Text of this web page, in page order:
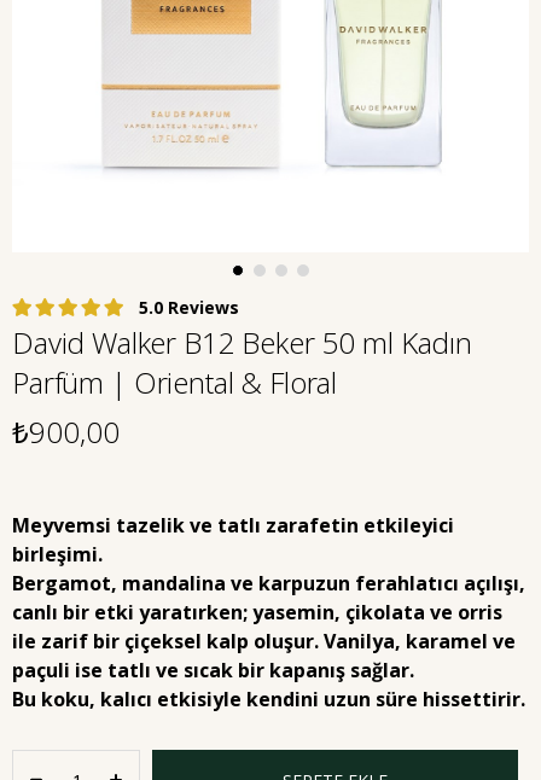
5.0
David Walker B12 Beker 50 ml Kadın
Parfüm | Oriental & Floral
₺900,00
Meyvemsi tazelik ve tatlı zarafetin etkileyici
birleşimi.
Bergamot, mandalina ve karpuzun ferahlatıcı açılışı,
canlı bir etki yaratırken; yasemin, çikolata ve orris
ile zarif bir çiçeksel kalp oluşur. Vanilya, karamel ve
paçuli ise tatlı ve sıcak bir kapanış sağlar.
Bu koku, kalıcı etkisiyle kendini uzun süre hissettirir.